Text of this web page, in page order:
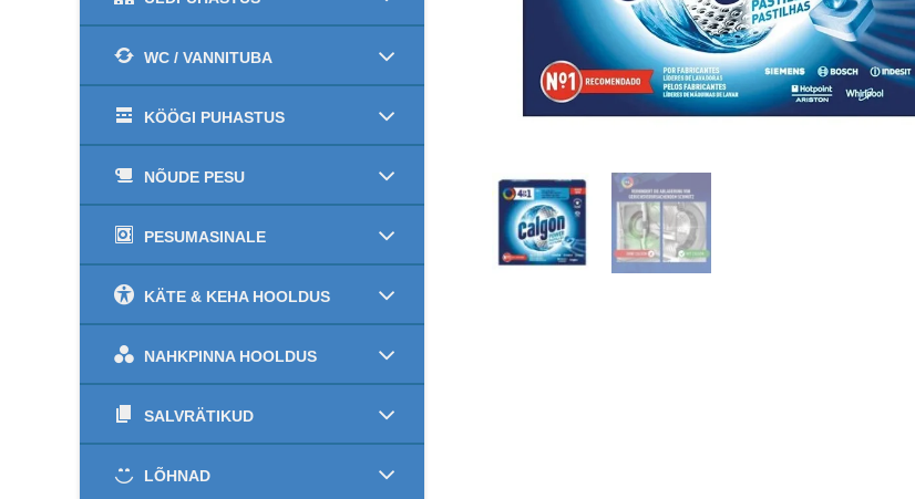
WC / VANNITUBA
KÖÖGI PUHASTUS
NÕUDE PESU
PESUMASINALE
KÄTE & KEHA HOOLDUS
NAHKPINNA HOOLDUS
SALVRÄTIKUD
LÕHNAD